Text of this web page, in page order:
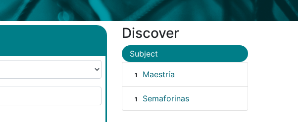
Discover
Subject
1 Maestría
1 Semaforinas